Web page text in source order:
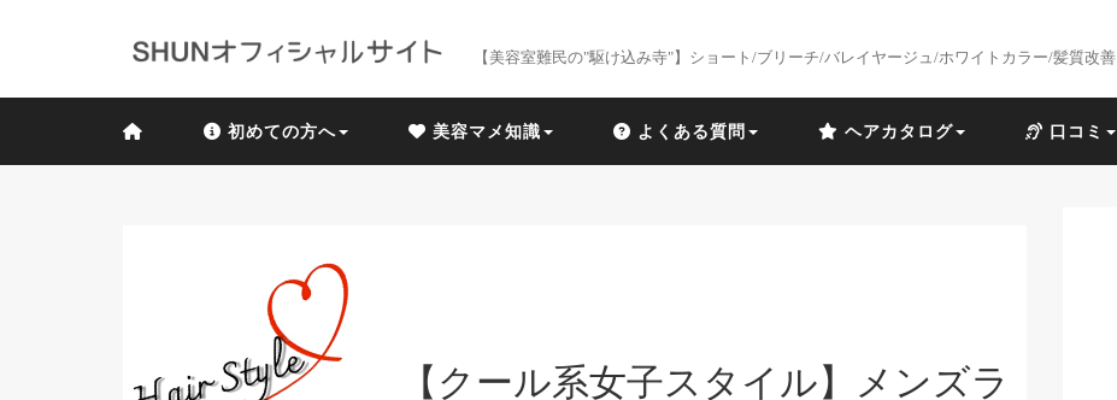
【美容室難民の"駆け込み寺"】ショート/ブリーチ/バレイヤージュ/ホワイトカラー/髪質改善
初めての方へ 美容マメ知識 よくある質問 ヘアカタログ 口コミ
【クール系女子スタイル】メンズラ